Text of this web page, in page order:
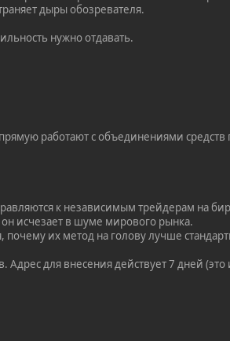
дыры обозревателя.
нужно отдавать.
работают с объединениями
к независимым трейдерам на
исчезает в шуме мирового рынка.
почему их метод на голову лучше
для внесения действует 7 дней